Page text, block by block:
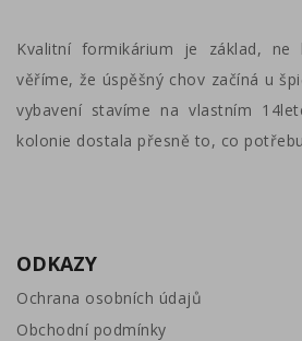
Kvalitní formikárium je základ, ne
věříme, že úspěšný chov začíná u
vybavení stavíme na vlastním
kolonie dostala přesně to, co
ODKAZY
Ochrana osobních údajů
Obchodní podmínky